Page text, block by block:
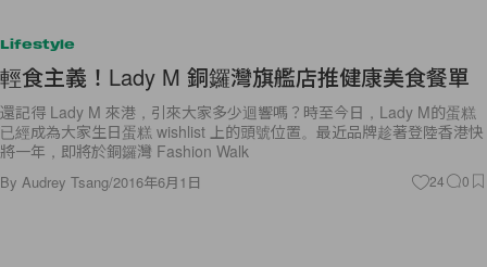
Lifestyle
輕食主義！Lady M 銅鑼灣旗艦店推健康美食餐單
還記得 Lady M 來港，引來大家多少迴響嗎？時至今日，Lady M的蛋糕
已經成為大家生日蛋糕 wishlist 上的頭號位置。最近品牌趁著登陸香港快
將一年，即將於銅鑼灣 Fashion Walk
By Audrey Tsang/2016年6月1日 24 0